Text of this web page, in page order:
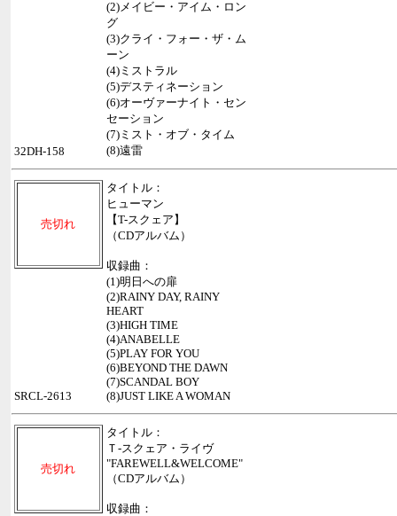
(2)メイビー・アイム・ロン
グ
(3)クライ・フォー・ザ・ム
ーン
(4)ミストラル
(5)デスティネーション
(6)オーヴァーナイト・セン
セーション
(7)ミスト・オブ・タイム
(8)遠雷
32DH-158
売切れ
タイトル：
ヒューマン
【T-スクェア】
（CDアルバム）
収録曲：
(1)明日への扉
(2)RAINY DAY, RAINY
HEART
(3)HIGH TIME
(4)ANABELLE
(5)PLAY FOR YOU
(6)BEYOND THE DAWN
(7)SCANDAL BOY
(8)JUST LIKE A WOMAN
SRCL-2613
売切れ
タイトル：
Ｔ-スクェア・ライヴ
"FAREWELL&WELCOME"
（CDアルバム）
収録曲：